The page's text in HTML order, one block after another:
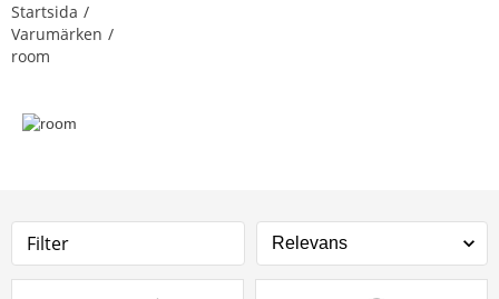
Startsida
Varumärken
room
Filter